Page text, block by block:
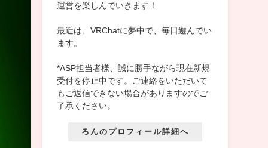
運営を楽しんでいきます！
最近は、VRChatに夢中で、毎日遊んでい
ます。
*ASP担当者様、誠に勝手ながら現在新規
受付を停止中です。ご連絡をいただいて
もご返信できない場合がありますのでご
了承ください。
ろんのプロフィール詳細へ